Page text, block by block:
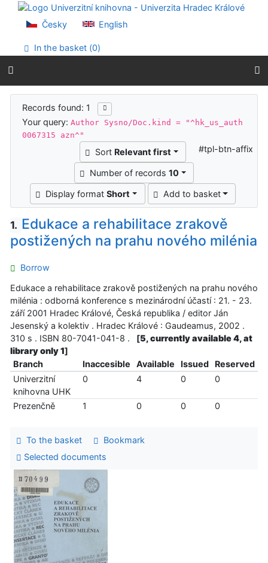
Go to content
Go to menu
Accessibility declaration
Česky English
In the basket (0)
Search results
Records found: 1
Your query:Author Sysno/Doc.kind = "^hk_us_auth
0067315 azn^"
Sort Relevant first
Number of records 10
Display formatShort Add to basket
#tpl-btn-affix
1. Edukace a rehabilitace zrakově
postižených na prahu nového milénia
Borrow
Edukace a rehabilitace zrakově postižených na prahu nového
milénia : odborná konference s mezinárodní účastí : 21. - 23.
září 2001 Hradec Králové, Česká republika / editor Ján
Jesenský a kolektiv . Hradec Králové : Gaudeamus, 2002 .
310 s . ISBN 80-7041-041-8 .
[5, currently available 4, at
library only 1]
Branch
Inaccesible Available Issued
Reserved
Univerzitní
knihovna UHK
0 4 0 0
Prezenčně 1 0 0 0
To the basket
Bookmark
Selected documents